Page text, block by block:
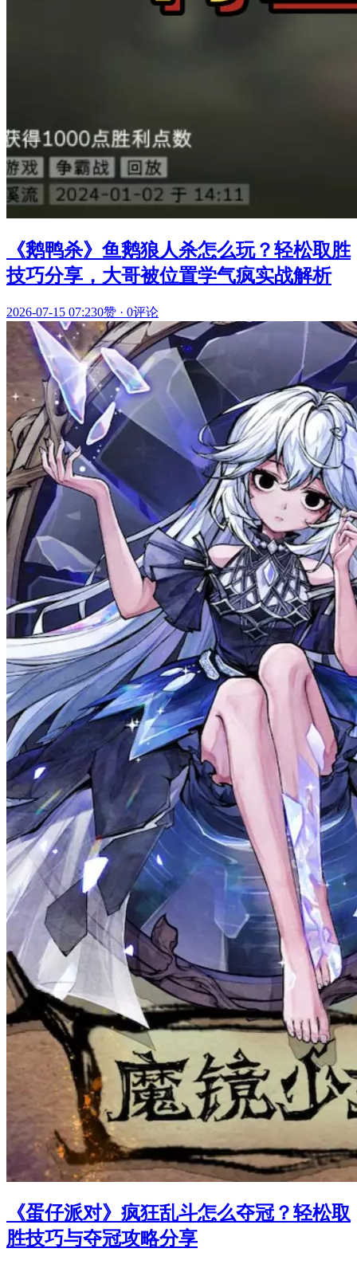
《鹅鸭杀》鱼鹅狼人杀怎么玩？轻松取胜
技巧分享，大哥被位置学气疯实战解析
2026-07-15 07:230赞 · 0评论
《蛋仔派对》疯狂乱斗怎么夺冠？轻松取
胜技巧与夺冠攻略分享